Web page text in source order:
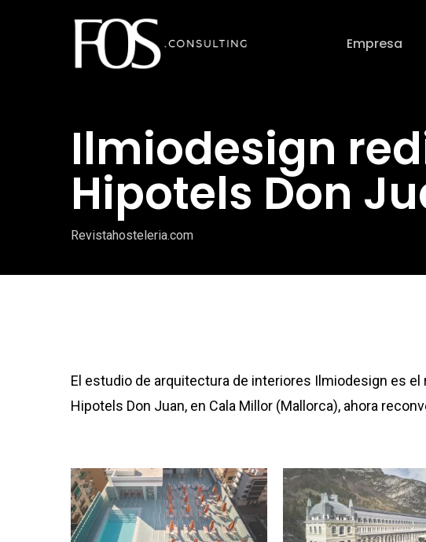
Empresa
Ilmiodesign
Hipotels Don
Revistahosteleria.com
El estudio de arquitectura de interiores Ilmiodesign es
Hipotels Don Juan, en Cala Millor (Mallorca), ahora